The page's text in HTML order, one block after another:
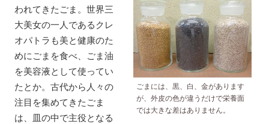
ごまには、黒、白、金があります
が、外皮の色が違うだけで栄養面
では大きな差はありません。
われてきたごま。世界三
大美女の一人であるクレ
オパトラも美と健康のた
めにごまを食べ、ごま油
を美容液として使ってい
たとか。古代から人々の
注目を集めてきたごま
は、皿の中で主役となる